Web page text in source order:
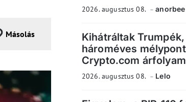
Másolás
2026. augusztus 08. anorbee
Kihátráltak Trumpék,
hároméves
Crypto.com
2026. augusztus 08. Lelo